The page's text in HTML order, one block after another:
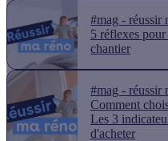
#mag - réussir
5 réflexes
chantier
#mag - réussir
Comment
Les 3
d'acheter